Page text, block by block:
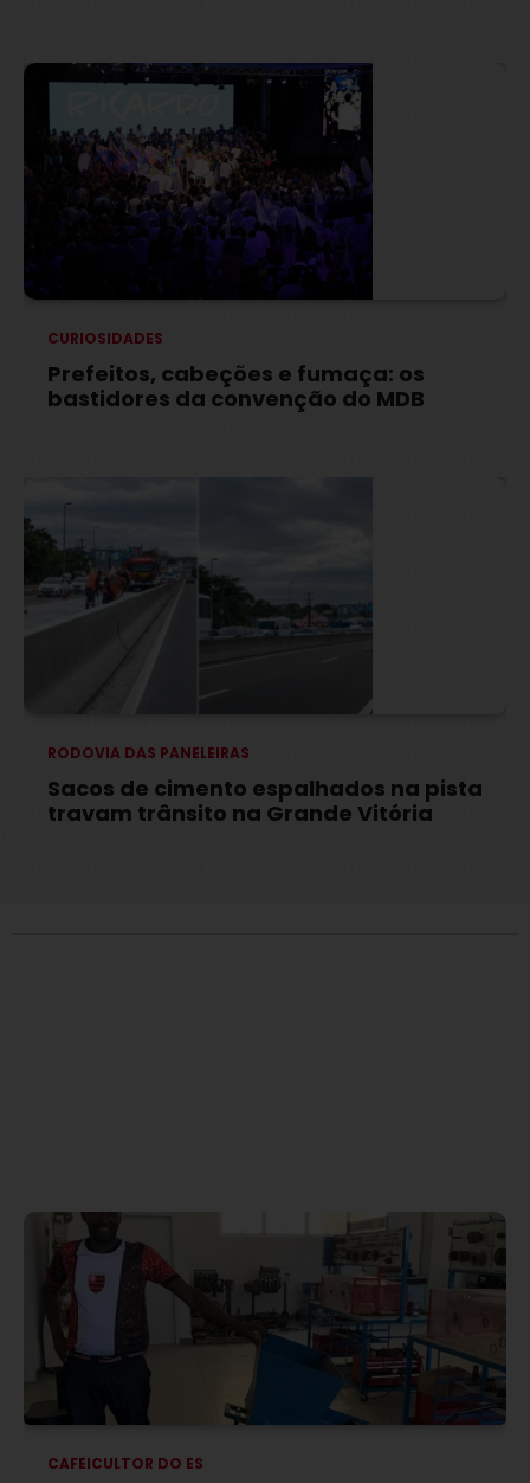
CURIOSIDADES
Prefeitos, cabeções e fumaça: os
bastidores da convenção do MDB
RODOVIA DAS PANELEIRAS
Sacos de cimento espalhados na pista
travam trânsito na Grande Vitória
CAFEICULTOR DO ES